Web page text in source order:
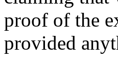
proof of the
provided